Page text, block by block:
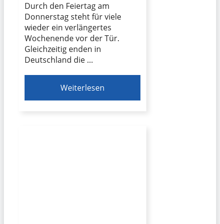
Durch den Feiertag am
Donnerstag steht für viele
wieder ein verlängertes
Wochenende vor der Tür.
Gleichzeitig enden in
Deutschland die …
Weiterlesen